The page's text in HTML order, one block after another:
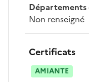
Départements
Non renseigné
Certificats
AMIANTE